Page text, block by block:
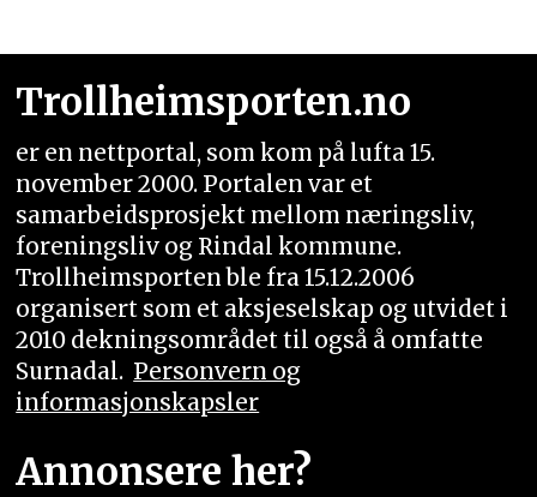
Trollheimsporten.no
er en nettportal, som kom på lufta 15.
november 2000. Portalen var et
samarbeidsprosjekt mellom næringsliv,
foreningsliv og Rindal kommune.
Trollheimsporten ble fra 15.12.2006
organisert som et aksjeselskap og utvidet i
2010 dekningsområdet til også å omfatte
Surnadal. Personvern og
informasjonskapsler
Annonsere her?